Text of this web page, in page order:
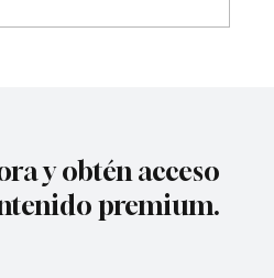
y obtén acceso
premium.